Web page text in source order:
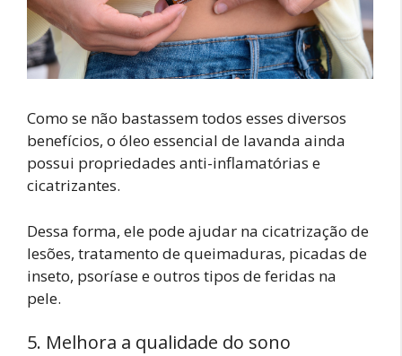
Como se não bastassem todos esses diversos
benefícios, o óleo essencial de lavanda ainda
possui propriedades anti-inflamatórias e
cicatrizantes.
Dessa forma, ele pode ajudar na cicatrização de
lesões, tratamento de queimaduras, picadas de
inseto, psoríase e outros tipos de feridas na
pele.
5. Melhora a qualidade do sono